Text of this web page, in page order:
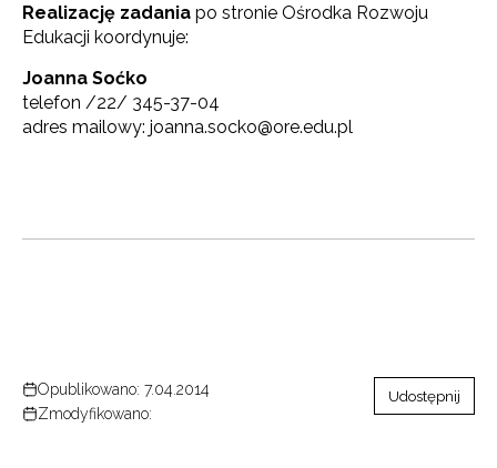
Realizację zadania po stronie Ośrodka Rozwoju
Edukacji koordynuje:
Joanna Soćko
telefon /22/ 345-37-04
adres mailowy: joanna.socko@ore.edu.pl
Opublikowano: 7.04.2014
Zmodyfikowano:
Udostępnij
Wyrażam zgodę na przetwarzanie moich danych
osobowych przez ORE w celach marketingowych.
Zapisuję się